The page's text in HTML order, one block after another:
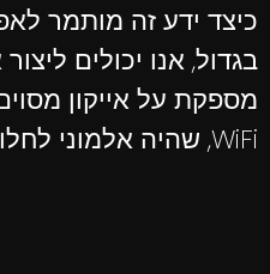
כיצד ידע זה מותמר
בגדול, אנו יכולים
מספקת על אייקון
WiFi, שהיה אלמוני לחלוטין עד לפני מספר שנים וחזרה מספקת עליו הפכה אותו לבן בית אצל כולנו.